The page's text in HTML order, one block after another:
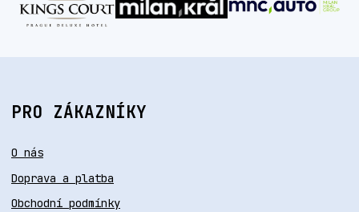
PRO ZÁKAZNÍKY
O nás
Doprava a platba
Obchodní podmínky